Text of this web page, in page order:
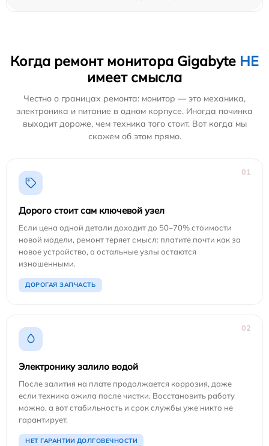
Когда ремонт монитора Gigabyte НЕ
имеет смысла
Честно о границах ремонта: монитор — это механика,
электроника и питание в одном корпусе. Иногда починка
выходит дороже, чем техника того стоит. Вот когда мы
скажем об этом прямо.
01
Дорого стоит сам ключевой узел
Если цена одной детали доходит до 50–70% стоимости
новой модели, ремонт теряет смысл: платите почти как за
новое устройство, а остальные узлы остаются
изношенными.
ДОРОГАЯ ЗАПЧАСТЬ
02
Электронику залило водой
После залития на плате продолжается коррозия, даже
если техника ожила после чистки. Восстановить работу
можно, а вот стабильность и срок службы уже никто не
гарантирует.
НЕТ ГАРАНТИИ ДОЛГОВЕЧНОСТИ